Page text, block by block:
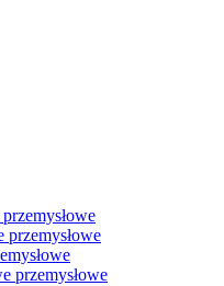
przemysłowe
przemysłowe